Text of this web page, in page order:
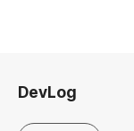
DevLog